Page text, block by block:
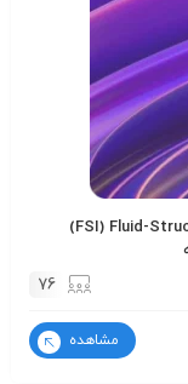
سومین دوره آموزش تخصصی FSI) Fluid-Structure Interaction)
76
مشاهده